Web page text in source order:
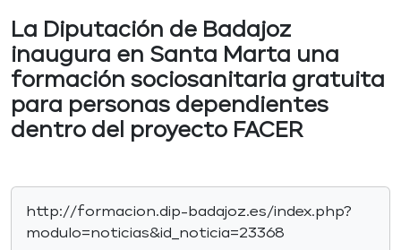
La Diputación de Badajoz
inaugura en Santa Marta una
formación sociosanitaria gratuita
para personas dependientes
dentro del proyecto FACER
http://formacion.dip-badajoz.es/index.php?
modulo=noticias&id_noticia=23368